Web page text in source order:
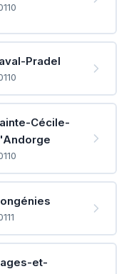
Pradel
Cécile-
et-